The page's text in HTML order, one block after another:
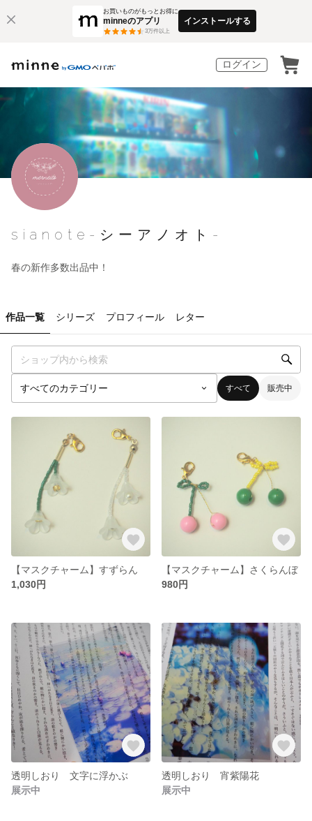
お買いものがもっとお得に
minneのアプリ
3万件以上
インストールする
ログイン
sianote-シーアノオト-
春の新作多数出品中！
作品一覧 シリーズ プロフィール レター
すべて 販売中
【マスクチャーム】すずらん
1,030円
【マスクチャーム】さくらんぼ
980円
透明しおり 文字に浮かぶ
展示中
透明しおり 宵紫陽花
展示中